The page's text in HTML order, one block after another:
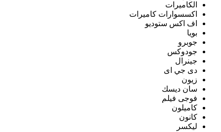
الكاميرات
اكسسوارات كاميرات
اف اكس ستوديو
بويا
جوبرو
جودوكس
جينرال
دى جي اى
زيون
سان ديسك
فوجى فيلم
كاميلون
كانون
ليكسر